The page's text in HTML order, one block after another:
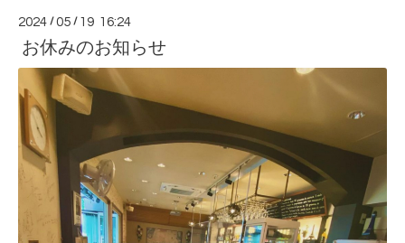
2024 /05 / 19 16:24
お休みのお知らせ